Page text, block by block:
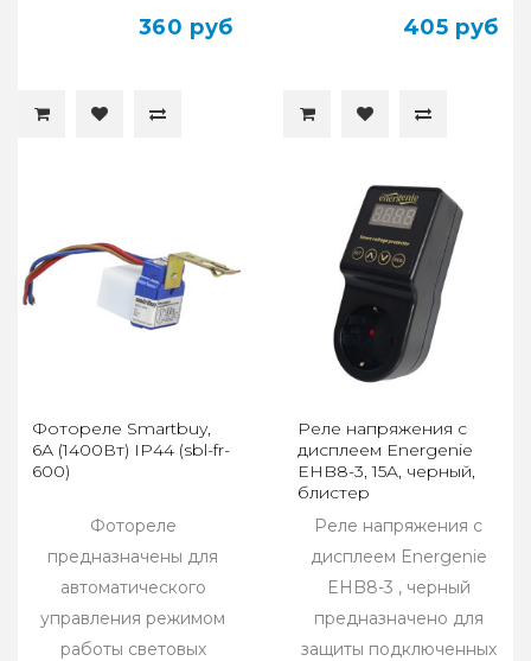
360 руб 405 руб
Фотореле Smartbuy,
6А (1400Вт) IP44 (sbl-fr-
600)
Фотореле
предназначены для
автоматического
управления режимом
работы световых
Реле напряжения c
дисплеем Energenie
EHB8-3, 15A, черный,
блистер
Реле напряжения c
дисплеем Energenie
EHB8-3 , черный
предназначено для
защиты подключенных